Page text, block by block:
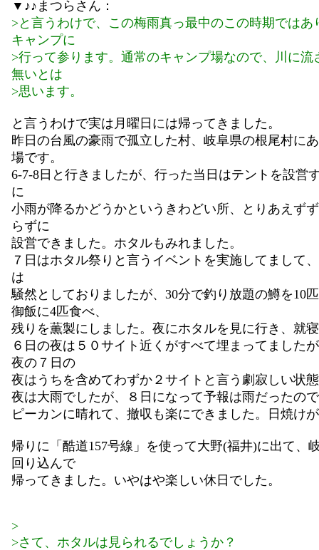
▼♪♪まつらさん：
>と言うわけで、この梅雨真っ最中のこの時期ではあ
キャンプに
>行って参ります。通常のキャンプ場なので、川に流
無いとは
>思います。
と言うわけで実は月曜日には帰ってきました。
昨日の台風の豪雨で孤立した村、岐阜県の根尾村に
場です。
6-7-8日と行きましたが、行った当日はテントを設営
に
小雨が降るかどうかというきわどい所、とりあえず
らずに
設営できました。ホタルもみれました。
７日はホタル祭りと言うイベントを実施してまして
は
騒然としておりましたが、30分で釣り放題の鱒を10
御飯に4匹食べ、
残りを薫製にしました。夜にホタルを見に行き、就
６日の夜は５０サイト近くがすべて埋まってました
夜の７日の
夜はうちを含めてわずか２サイトと言う劇寂しい状
夜は大雨でしたが、８日になって予報は雨だったの
ピーカンに晴れて、撤収も楽にできました。日焼け
帰りに「酷道157号線」を使って大野(福井)に出て、
回り込んで
帰ってきました。いやはや楽しい休日でした。
>
>さて、ホタルは見られるでしょうか？